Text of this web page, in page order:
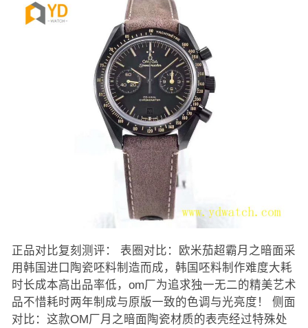
正品对比复刻测评： 表圈对比：欧米茄超霸月之暗面采
用韩国进口陶瓷呸料制造而成，韩国呸料制作难度大耗
时长成本高出品率低，om厂为追求独一无二的精美艺术
品不惜耗时两年制成与原版一致的色调与光亮度！ 侧面
对比：这款OM厂月之暗面陶瓷材质的表壳经过特殊处